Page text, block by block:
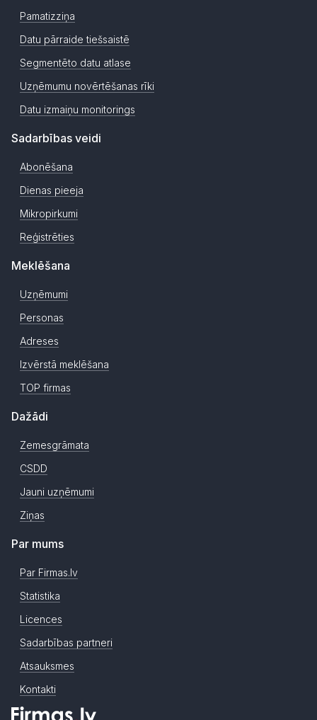
Pamatizziņa
Datu pārraide tiešsaistē
Segmentēto datu atlase
Uzņēmumu novērtēšanas rīki
Datu izmaiņu monitorings
Sadarbības veidi
Abonēšana
Dienas pieeja
Mikropirkumi
Reģistrēties
Meklēšana
Uzņēmumi
Personas
Adreses
Izvērstā meklēšana
TOP firmas
Dažādi
Zemesgrāmata
CSDD
Jauni uzņēmumi
Ziņas
Par mums
Par Firmas.lv
Statistika
Licences
Sadarbības partneri
Atsauksmes
Kontakti